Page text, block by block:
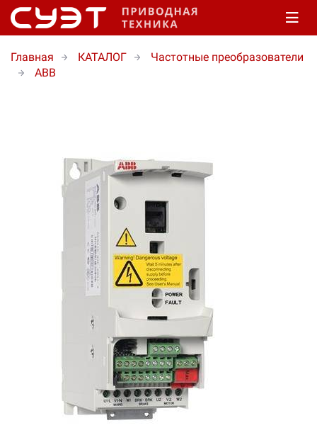
Главная КАТАЛОГ
Частотные преобразователи
ABB